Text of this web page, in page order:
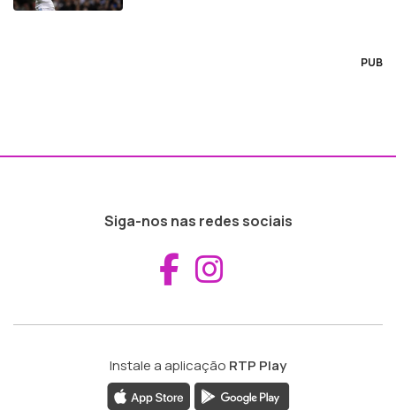
PUB
Siga-nos nas redes sociais
Aceder ao
Instale a aplicação RTP Play